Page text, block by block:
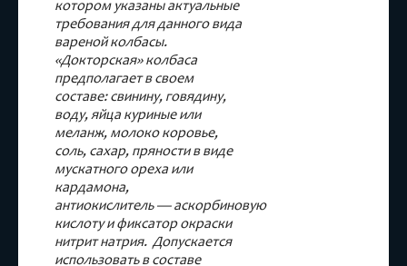
котором указаны актуальные
требования для данного вида
вареной колбасы.
«Докторская» колбаса
предполагает в своем
составе: свинину, говядину,
воду, яйца куриные или
меланж, молоко коровье,
соль, сахар, пряности в виде
мускатного ореха или
кардамона,
антиокислитель — аскорбиновую
кислоту и фиксатор окраски
нитрит натрия. Допускается
использовать в составе